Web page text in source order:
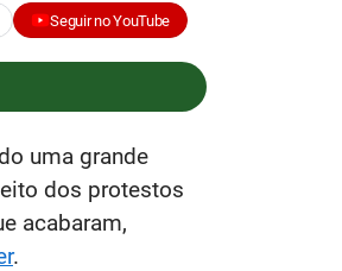
Seguir no YouTube
uma grande
dos protestos
acabaram,
.